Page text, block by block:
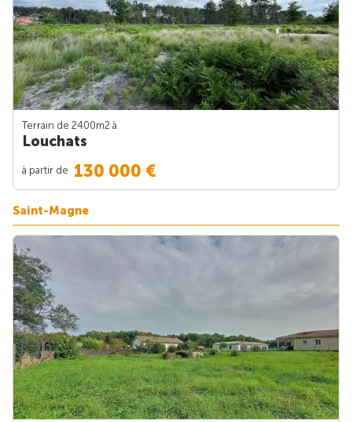
Terrain de 2400m2 à
Louchats
à partir de 130 000 €
Saint-Magne